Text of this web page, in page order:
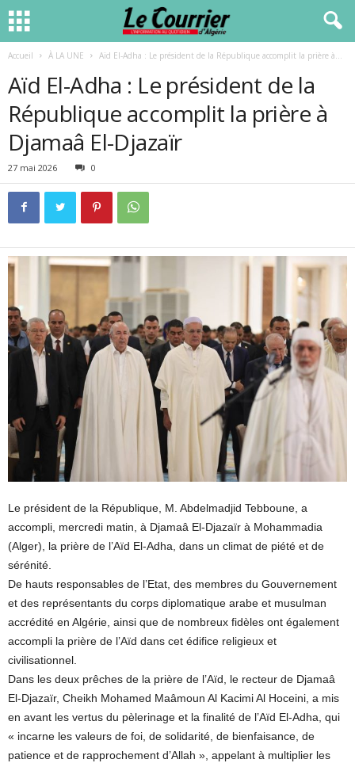
Accueil À LA UNE Aïd El-Adha : Le président de la République accomplit la prière à...
Aïd El-Adha : Le président de la
République accomplit la prière à
Djamaâ El-Djazaïr
27 mai 2026 0
Le président de la République, M. Abdelmadjid Tebboune, a
accompli, mercredi matin, à Djamaâ El-Djazaïr à Mohammadia
(Alger), la prière de l’Aïd El-Adha, dans un climat de piété et de
sérénité.
De hauts responsables de l’Etat, des membres du Gouvernement
et des représentants du corps diplomatique arabe et musulman
accrédité en Algérie, ainsi que de nombreux fidèles ont également
accompli la prière de l’Aïd dans cet édifice religieux et
civilisationnel.
Dans les deux prêches de la prière de l’Aïd, le recteur de Djamaâ
El-Djazaïr, Cheikh Mohamed Maâmoun Al Kacimi Al Hoceini, a mis
en avant les vertus du pèlerinage et la finalité de l’Aïd El-Adha, qui
« incarne les valeurs de foi, de solidarité, de bienfaisance, de
patience et de rapprochement d’Allah », appelant à multiplier les